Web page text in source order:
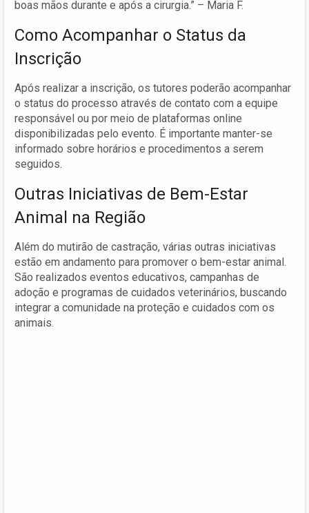
boas mãos durante e após a cirurgia.” – Maria F.
Como Acompanhar o Status da
Inscrição
Após realizar a inscrição, os tutores poderão acompanhar
o status do processo através de contato com a equipe
responsável ou por meio de plataformas online
disponibilizadas pelo evento. É importante manter-se
informado sobre horários e procedimentos a serem
seguidos.
Outras Iniciativas de Bem-Estar
Animal na Região
Além do mutirão de castração, várias outras iniciativas
estão em andamento para promover o bem-estar animal.
São realizados eventos educativos, campanhas de
adoção e programas de cuidados veterinários, buscando
integrar a comunidade na proteção e cuidados com os
animais.